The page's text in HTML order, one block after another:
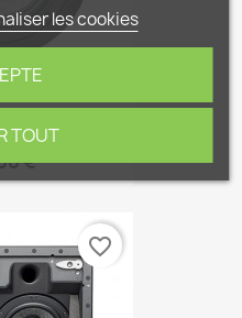
Enceinte...
€
favorite_border
les cookies
TOUT